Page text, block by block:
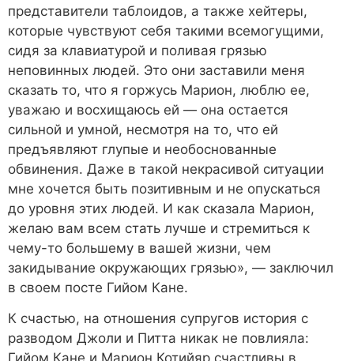
представители таблоидов, а также хейтеры,
которые чувствуют себя такими всемогущими,
сидя за клавиатурой и поливая грязью
неповинных людей. Это они заставили меня
сказать то, что я горжусь Марион, люблю ее,
уважаю и восхищаюсь ей — она остается
сильной и умной, несмотря на то, что ей
предъявляют глупые и необоснованные
обвинения. Даже в такой некрасивой ситуации
мне хочется быть позитивным и не опускаться
до уровня этих людей. И как сказала Марион,
желаю вам всем стать лучше и стремиться к
чему-то большему в вашей жизни, чем
закидывание окружающих грязью», — заключил
в своем посте Гийом Кане.
К счастью, на отношения супругов история с
разводом Джоли и Питта никак не повлияла: